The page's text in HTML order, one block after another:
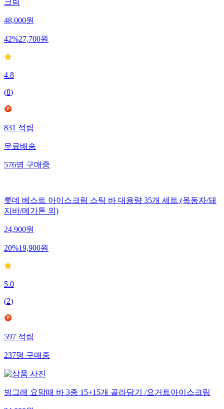
크림
48,000원
42%27,700원
4.8
(8)
831적립
무료배송
576명구매중
롯데 베스트 아이스크림 스틱 바 대용량 35개 세트 (옥동자/돼
지바/메가톤 외)
24,900원
20%19,900원
5.0
(2)
597적립
237명구매중
빙그레 요맘때 바 3종 15+15개 골라담기 /요거트아이스크림